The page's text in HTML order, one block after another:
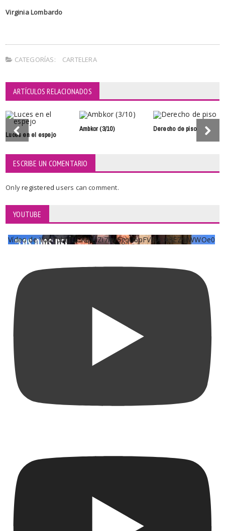
Virginia Lombardo
CATEGORÍAS: CARTELERA
ARTÍCULOS RELACIONADOS
Luces en el espejo
Ambkor (3/10) Derecho de piso
ESCRIBE UN COMENTARIO
Onlyregisteredusers can comment.
YOUTUBE
Vídeo de YouTube UCKqYjiZi7lzy6gqU6pFVFiA_A3EZ9JWWOe0